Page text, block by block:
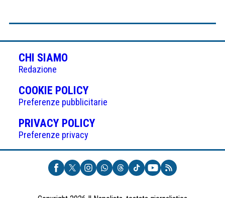
CHI SIAMO
Redazione
COOKIE POLICY(APRE
IN
UNA
NUOVA
Preferenze pubblicitarie
PRIVACY POLICY(APRE
UNA
NUOVA
SCHEDA)
Preferenze privacy